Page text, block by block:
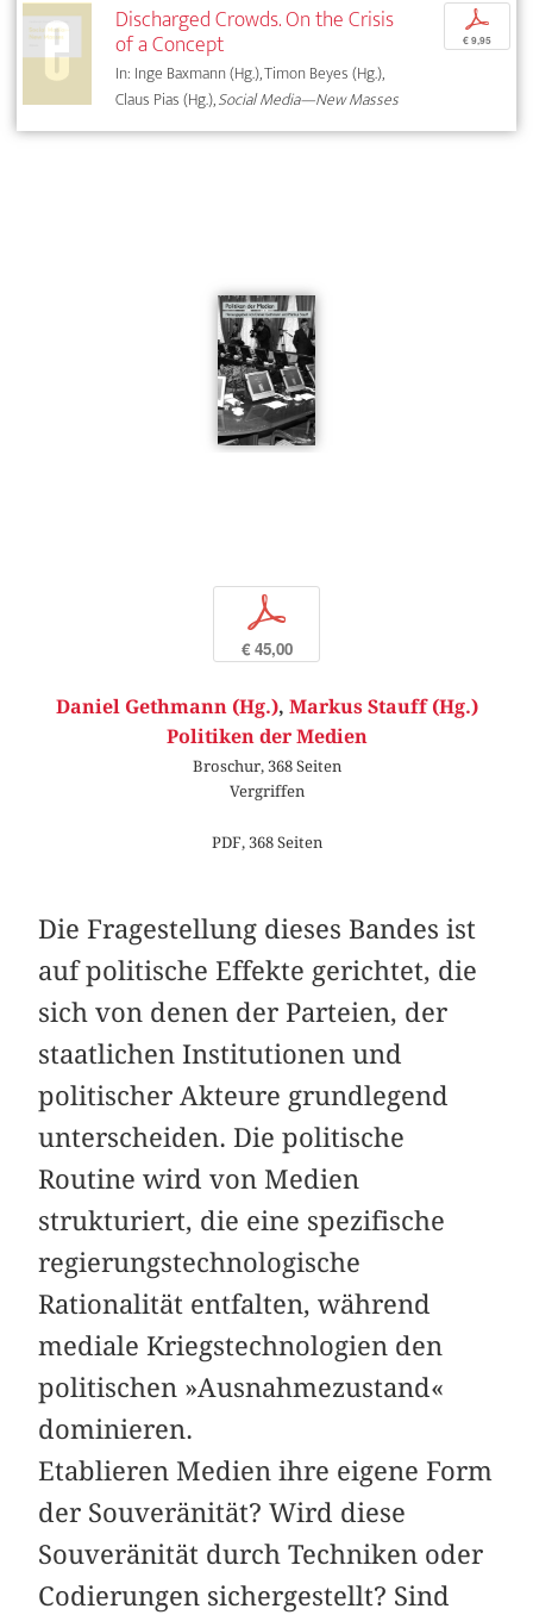
Discharged Crowds. On the Crisis
of a Concept
In: Inge Baxmann (Hg.), Timon Beyes (Hg.),
Claus Pias (Hg.),Social Media—New Masses
p
€ 9,95
p
€ 45,00
Daniel Gethmann (Hg.), Markus Stauff (Hg.)
Politiken der Medien
Broschur, 368 Seiten
Vergriffen
PDF, 368 Seiten
Die Fragestellung dieses Bandes ist
auf politische Effekte gerichtet, die
sich von denen der Parteien, der
staatlichen Institutionen und
politischer Akteure grundlegend
unterscheiden. Die politische
Routine wird von Medien
strukturiert, die eine spezifische
regierungstechnologische
Rationalität entfalten, während
mediale Kriegstechnologien den
politischen »Ausnahmezustand«
dominieren.
Etablieren Medien ihre eigene Form
der Souveränität? Wird diese
Souveränität durch Techniken oder
Codierungen sichergestellt? Sind